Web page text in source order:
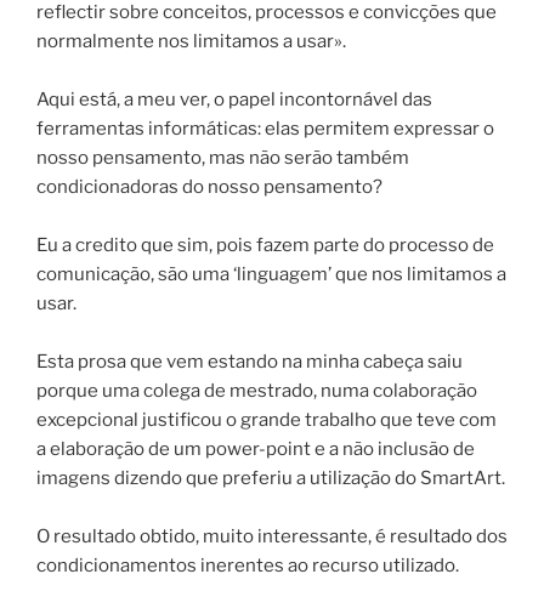
reflectir sobre conceitos, processos e convicções que
normalmente nos limitamos a usar».
Aqui está, a meu ver, o papel incontornável das
ferramentas informáticas: elas permitem expressar o
nosso pensamento, mas não serão também
condicionadoras do nosso pensamento?
Eu a credito que sim, pois fazem parte do processo de
comunicação, são uma ‘linguagem’ que nos limitamos a
usar.
Esta prosa que vem estando na minha cabeça saiu
porque uma colega de mestrado, numa colaboração
excepcional justificou o grande trabalho que teve com
a elaboração de um power-point e a não inclusão de
imagens dizendo que preferiu a utilização do SmartArt.
O resultado obtido, muito interessante, é resultado dos
condicionamentos inerentes ao recurso utilizado.